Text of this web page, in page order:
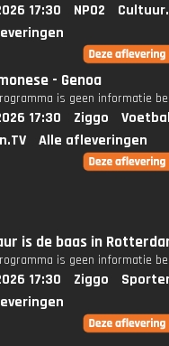
17:30 NPO2
- Genoa
is geen informatie
17:30 Ziggo
Alle afleveringen
is de baas in
is geen informatie
17:30 Ziggo